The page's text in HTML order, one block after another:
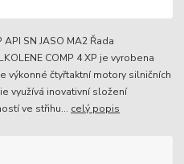
SN JASO MA2 Řada
COMP 4 XP je vyrobena
výkonné čtyřtaktní motory silničních
využívá inovativní složení
ve střihu... celý popis